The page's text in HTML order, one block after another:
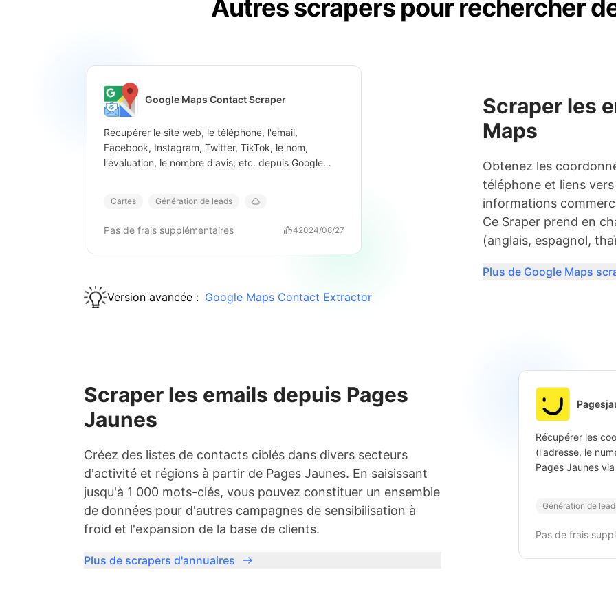
Autres scrapers pour rechercher
Google Maps Contact Scraper
Récupérer le site web, le téléphone, l'email,
Facebook, Instagram, Twitter, TikTok, le nom,
l'évaluation, le nombre d'avis, etc. depuis Google
Cartes Génération de leads
Pas de frais supplémentaires 1142024/08/27
Version avancée : Google Maps Contact Extractor
Scraper les
Maps
Obtenez les
téléphone et liens
informations
Ce Sraper prend en
(anglais, espagnol,
Plus de Google Maps
Scraper les emails depuis Pages
Jaunes
Créez des listes de contacts ciblés dans divers secteurs
d'activité et régions à partir de Pages Jaunes. En saisissant
jusqu'à 1 000 mots-clés, vous pouvez constituer un ensemble
de données pour d'autres campagnes de sensibilisation à
froid et l'expansion de la base de clients.
Plus de scrapers d'annuaires
Récupérer les
(l'adresse, le
Pages Jaunes
Génération de
Pas de frais